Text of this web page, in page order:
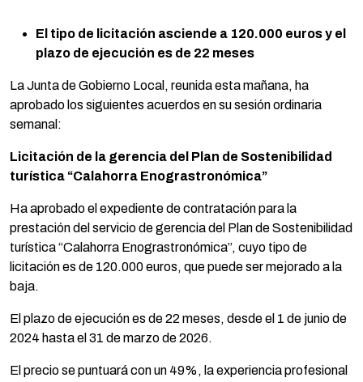
El tipo de licitación asciende a 120.000 euros y el
plazo de ejecución es de 22 meses
La Junta de Gobierno Local, reunida esta mañana, ha
aprobado los siguientes acuerdos en su sesión ordinaria
semanal:
Licitación de la gerencia del Plan de Sostenibilidad
turística “Calahorra Enograstronómica”
Ha aprobado el expediente de contratación para la
prestación del servicio de gerencia del Plan de Sostenibilidad
turística “Calahorra Enograstronómica”, cuyo tipo de
licitación es de 120.000 euros, que puede ser mejorado a la
baja.
El plazo de ejecución es de 22 meses, desde el 1 de junio de
2024 hasta el 31 de marzo de 2026.
El precio se puntuará con un 49%, la experiencia profesional